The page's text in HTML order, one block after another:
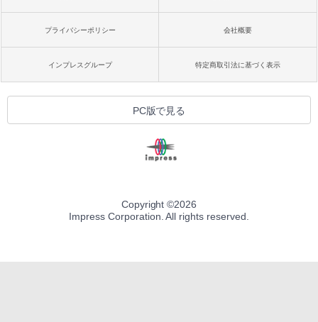
プライバシーポリシー 会社概要
インプレスグループ 特定商取引法に基づく表示
PC版で見る
Copyright ©2026
Impress Corporation. All rights reserved.